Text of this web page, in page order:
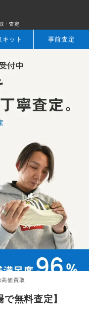
・査定
キット 事前査定
価買取
無料査定】